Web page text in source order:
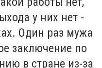
у них нет -
Один раз мужа
заключение по
в стране из-за